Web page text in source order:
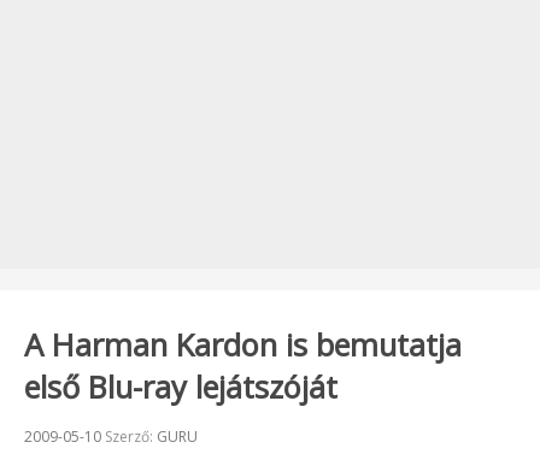
A Harman Kardon is bemutatja
első Blu-ray lejátszóját
Beküldve:
2009-05-10 Szerző: GURU